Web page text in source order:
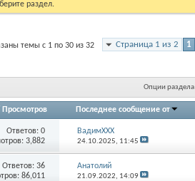
раздел.
Страница 1 из 2 1
темы с 1 по 30 из 32
Опции раздела
Просмотров Последнее сообщение от
Ответов:0
3,882
ВадимХХХ
24.10.2025, 11:45
Ответов:36
86,011
Анатолий
21.09.2022, 14:09